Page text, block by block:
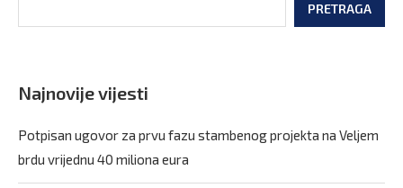
PRETRAGA
Najnovije vijesti
Potpisan ugovor za prvu fazu stambenog projekta na Veljem
brdu vrijednu 40 miliona eura